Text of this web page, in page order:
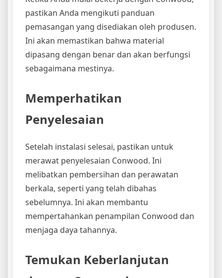
pastikan Anda mengikuti panduan
pemasangan yang disediakan oleh produsen.
Ini akan memastikan bahwa material
dipasang dengan benar dan akan berfungsi
sebagaimana mestinya.
Memperhatikan
Penyelesaian
Setelah instalasi selesai, pastikan untuk
merawat penyelesaian Conwood. Ini
melibatkan pembersihan dan perawatan
berkala, seperti yang telah dibahas
sebelumnya. Ini akan membantu
mempertahankan penampilan Conwood dan
menjaga daya tahannya.
Temukan Keberlanjutan